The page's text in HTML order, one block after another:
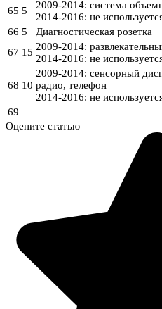
65 5
2009-2014: система
2014-2016: не
66 5
Диагностическая розетка
67 15 2009-2014:
2014-2016: не
68 10
2009-2014: сенсорный
радио, телефон
2014-2016: не
69 — —
Оцените статью